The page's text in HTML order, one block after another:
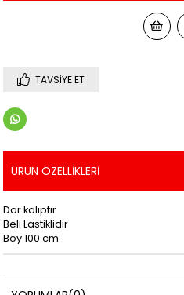
TAVSIYE ET
ÜRÜN ÖZELLIKLERI
Dar kalıptır
Beli Lastiklidir
Boy 100 cm